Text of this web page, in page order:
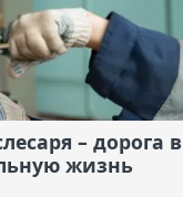
– дорога в
жизнь